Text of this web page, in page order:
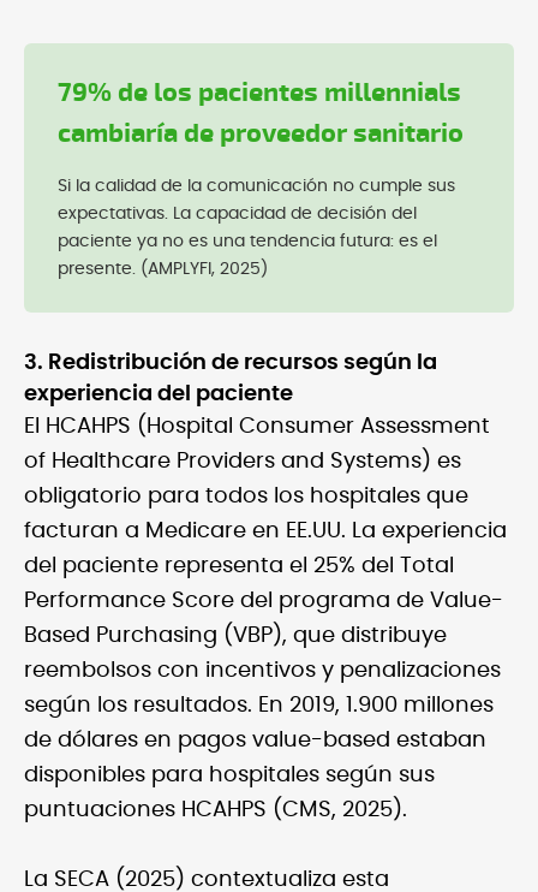
79% de los pacientes millennials
cambiaría de proveedor sanitario
Si la calidad de la comunicación no cumple sus
expectativas. La capacidad de decisión del
paciente ya no es una tendencia futura: es el
presente. (AMPLYFI, 2025)
3. Redistribución de recursos según la
experiencia del paciente
El HCAHPS (Hospital Consumer Assessment
of Healthcare Providers and Systems) es
obligatorio para todos los hospitales que
facturan a Medicare en EE.UU. La experiencia
del paciente representa el 25% del Total
Performance Score del programa de Value-
Based Purchasing (VBP), que distribuye
reembolsos con incentivos y penalizaciones
según los resultados. En 2019, 1.900 millones
de dólares en pagos value-based estaban
disponibles para hospitales según sus
puntuaciones HCAHPS (CMS, 2025).
La SECA (2025) contextualiza esta